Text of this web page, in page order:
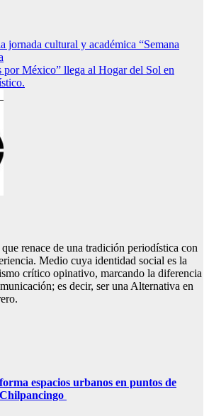
jornada cultural y académica “Semana
por México” llega al Hogar del Sol en
renace de una tradición periodística con
Medio cuya identidad social es la
crítico opinativo, marcando la diferencia
es decir, ser una Alternativa en
espacios urbanos en puntos de